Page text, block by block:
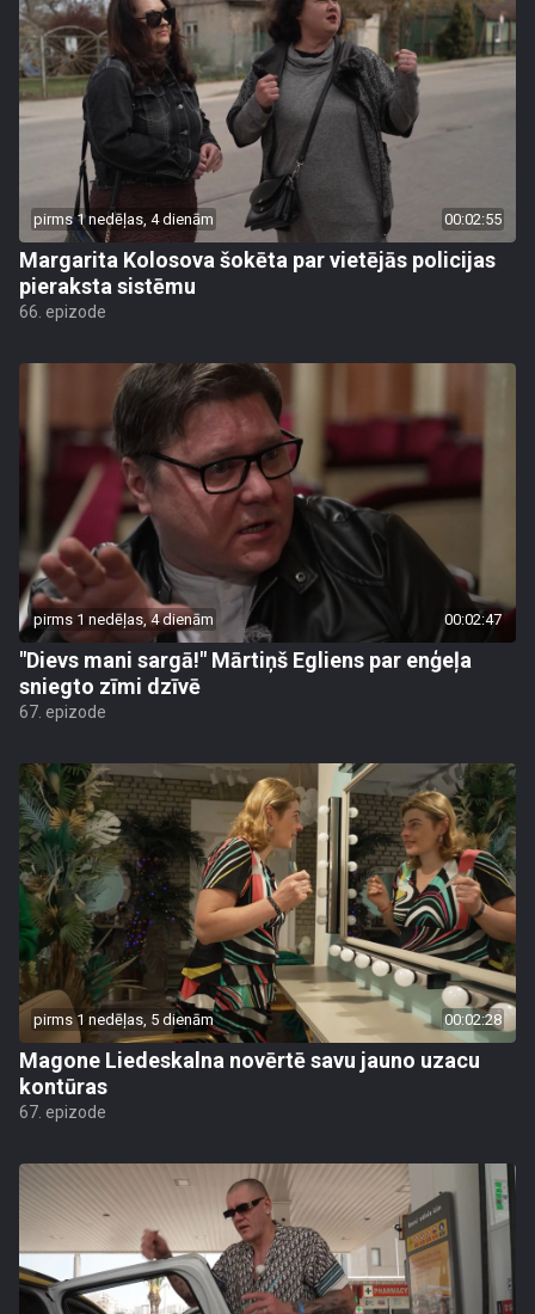
pirms 1 nedēļas, 4 dienām 00:02:55
Margarita Kolosova šokēta par vietējās policijas
pieraksta sistēmu
66. epizode
pirms 1 nedēļas, 4 dienām 00:02:47
"Dievs mani sargā!" Mārtiņš Egliens par enģeļa
sniegto zīmi dzīvē
67. epizode
pirms 1 nedēļas, 5 dienām 00:02:28
Magone Liedeskalna novērtē savu jauno uzacu
kontūras
67. epizode